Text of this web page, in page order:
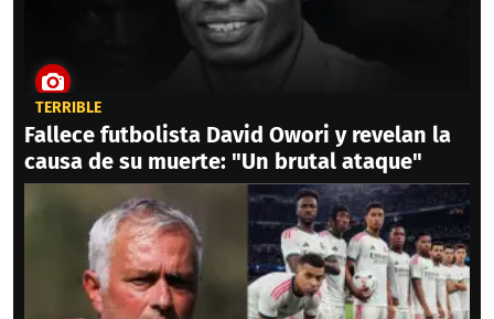
TERRIBLE
Fallece futbolista David Owori y revelan la
causa de su muerte: "Un brutal ataque"